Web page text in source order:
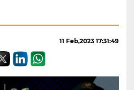
11 Feb,2023 17:31:49